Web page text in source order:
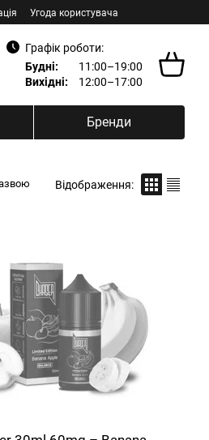
Угода користувача
Графік роботи:
Будні:
11:00–19:00
Вихідні:
12:00–17:00
Бренди
Відображення: